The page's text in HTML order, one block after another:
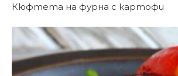
Кюфтета на фурна с картофи